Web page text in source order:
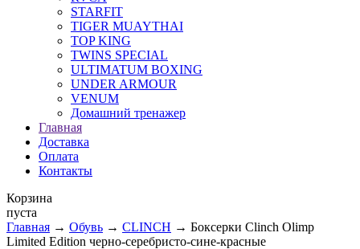
STARFIT
TIGER MUAYTHAI
TOP KING
TWINS SPECIAL
ULTIMATUM BOXING
UNDER ARMOUR
VENUM
Домашний тренажер
Главная
Доставка
Оплата
Контакты
Корзина
пуста
Главная → Обувь → CLINCH → Боксерки Clinch Olimp
Limited Edition черно-серебристо-сине-красные